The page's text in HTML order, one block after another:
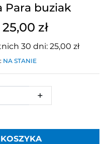
Para buziak
25,00 zł
30 dni: 25,00 zł
NA STANIE
+